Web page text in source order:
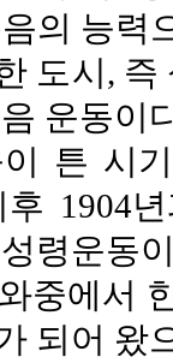
의 능력
도시,
운동이
튼 시
1904
령운동
중에서
되어 왔